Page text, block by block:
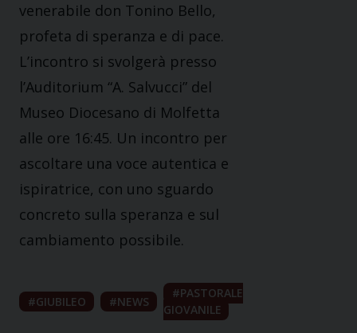
venerabile don Tonino Bello,
profeta di speranza e di pace.
L’incontro si svolgerà presso
l’Auditorium “A. Salvucci” del
Museo Diocesano di Molfetta
alle ore 16:45. Un incontro per
ascoltare una voce autentica e
ispiratrice, con uno sguardo
concreto sulla speranza e sul
cambiamento possibile.
GIUBILEO NEWS
PASTORALE
GIOVANILE